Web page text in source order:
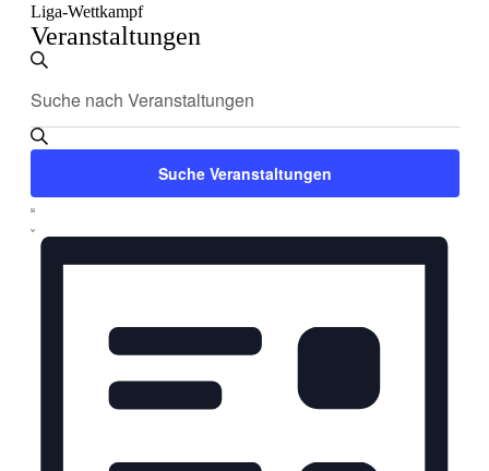
Liga-Wettkampf
Veranstaltungen
Veranstaltungen
Suche
und
Ansichten,
Schlüsselwort
Suche
Schlüsselwort.
Suche Veranstaltungen
Veranstaltung
Ansichten-
Liste